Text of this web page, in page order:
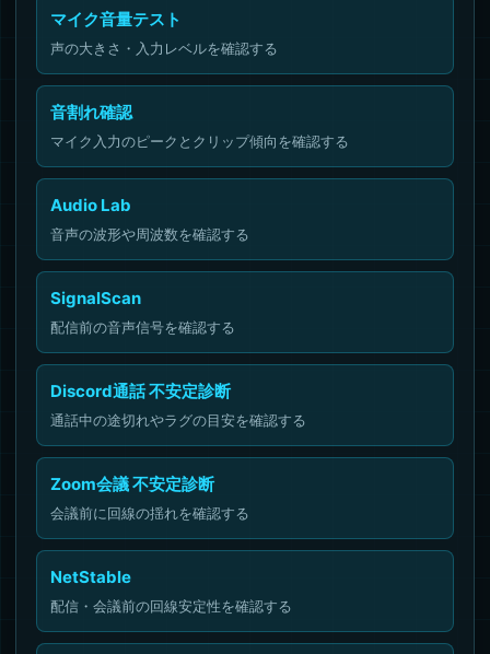
マイク音量テスト
声の大きさ・入力レベルを確認する
音割れ確認
マイク入力のピークとクリップ傾向を確認する
Audio Lab
音声の波形や周波数を確認する
SignalScan
配信前の音声信号を確認する
Discord通話 不安定診断
通話中の途切れやラグの目安を確認する
Zoom会議 不安定診断
会議前に回線の揺れを確認する
NetStable
配信・会議前の回線安定性を確認する